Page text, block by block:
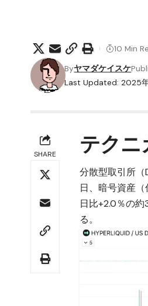
Last Updated: 2025年
Byヤマダケイスケ
10 Min
SHARE テクニ
分散型取引所（
日、暗号資産
日比+2.0％の
る。